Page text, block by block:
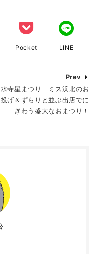
Pocket LINE
Prev
寺星まつり｜ミス浜北のお
げ＆ずらりと並ぶ出店でに
ぎわう盛大なおまつり！